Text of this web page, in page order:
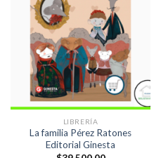
LIBRERÍA
La familia Pérez Ratones
Editorial Ginesta